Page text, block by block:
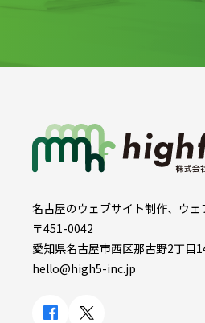
名古屋のウェブサイト制作、ウ
〒451-0042
愛知県名古屋市西区那古野2丁目
hello@high5-inc.jp